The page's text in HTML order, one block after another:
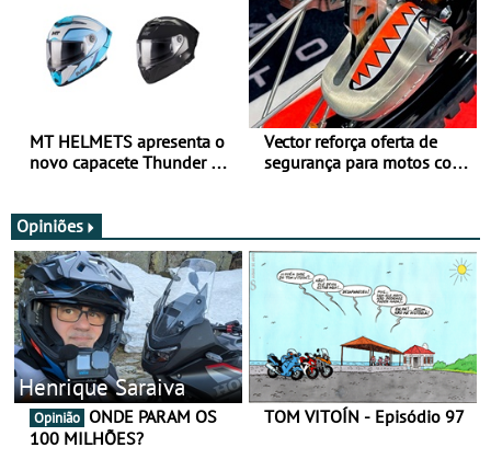
MT HELMETS apresenta o
novo capacete Thunder 4 R
Vector reforça oferta de
segurança para motos com
Opiniões
Henrique Saraiva
Opinião
100 MILHÕES?
TOM VITOÍN - Episódio 97